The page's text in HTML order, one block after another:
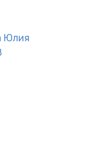
Юлия